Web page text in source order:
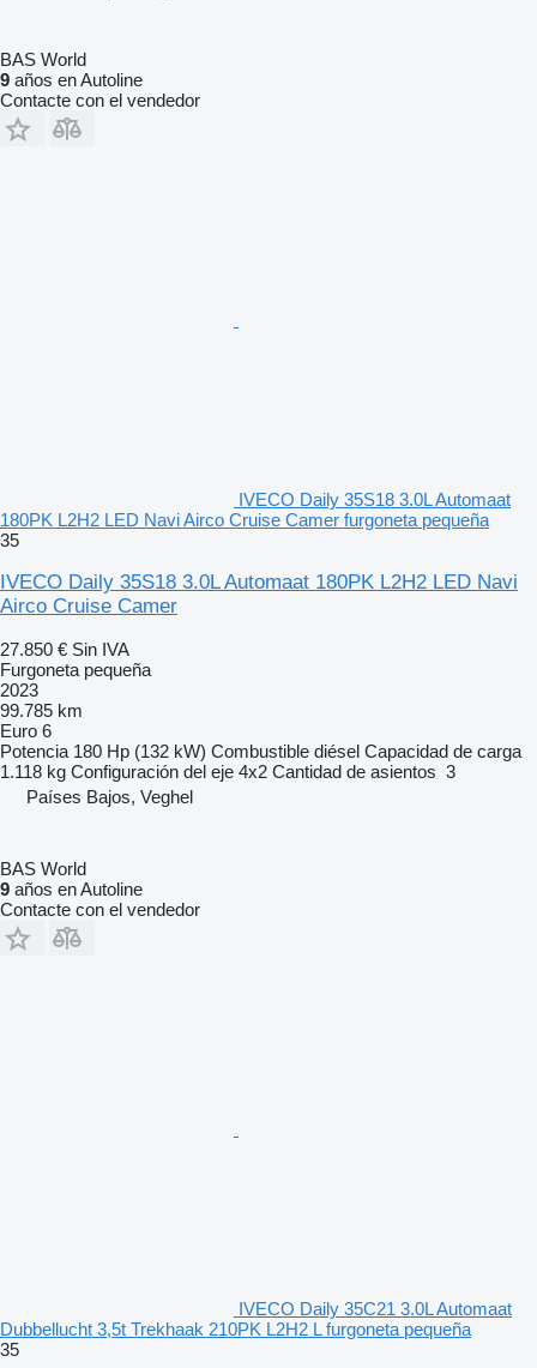
BAS World
9 años en Autoline
Contacte con el vendedor
IVECO Daily 35S18 3.0L Automaat
180PK L2H2 LED Navi Airco Cruise Camer furgoneta pequeña
35
IVECO Daily 35S18 3.0L Automaat 180PK L2H2 LED Navi
Airco Cruise Camer
27.850 € Sin IVA
Furgoneta pequeña
2023
99.785 km
Euro 6
Potencia 180 Hp (132 kW) Combustible diésel Capacidad de carga
1.118 kg Configuración del eje 4x2 Cantidad de asientos 3
Países Bajos, Veghel
BAS World
9 años en Autoline
Contacte con el vendedor
IVECO Daily 35C21 3.0L Automaat
Dubbellucht 3,5t Trekhaak 210PK L2H2 L furgoneta pequeña
35